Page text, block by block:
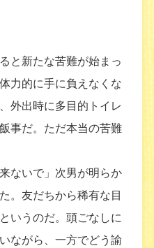
と新たな苦難が始まっ
力的に手に負えなくな
外出時に多目的トイレ
事だ。ただ本当の苦難
ないで」次男が明らか
。友だちから稀有な目
いうのだ。頭ごなしに
ながら、一方でどう諭